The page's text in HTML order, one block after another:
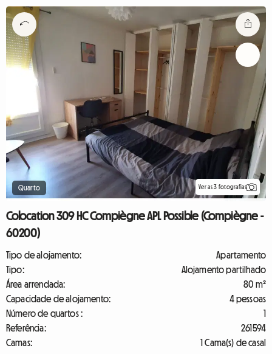
Quarto Ver as 3 fotografias
Colocation 309 HC Compiègne APL Possible (Compiègne -
60200)
Tipo de alojamento:
Apartamento
Tipo:
Alojamento partilhado
Área arrendada:
80 m²
Capacidade de alojamento:
4 pessoas
Número de quartos :
1
Referência:
261594
Camas:
1 Cama(s) de casal